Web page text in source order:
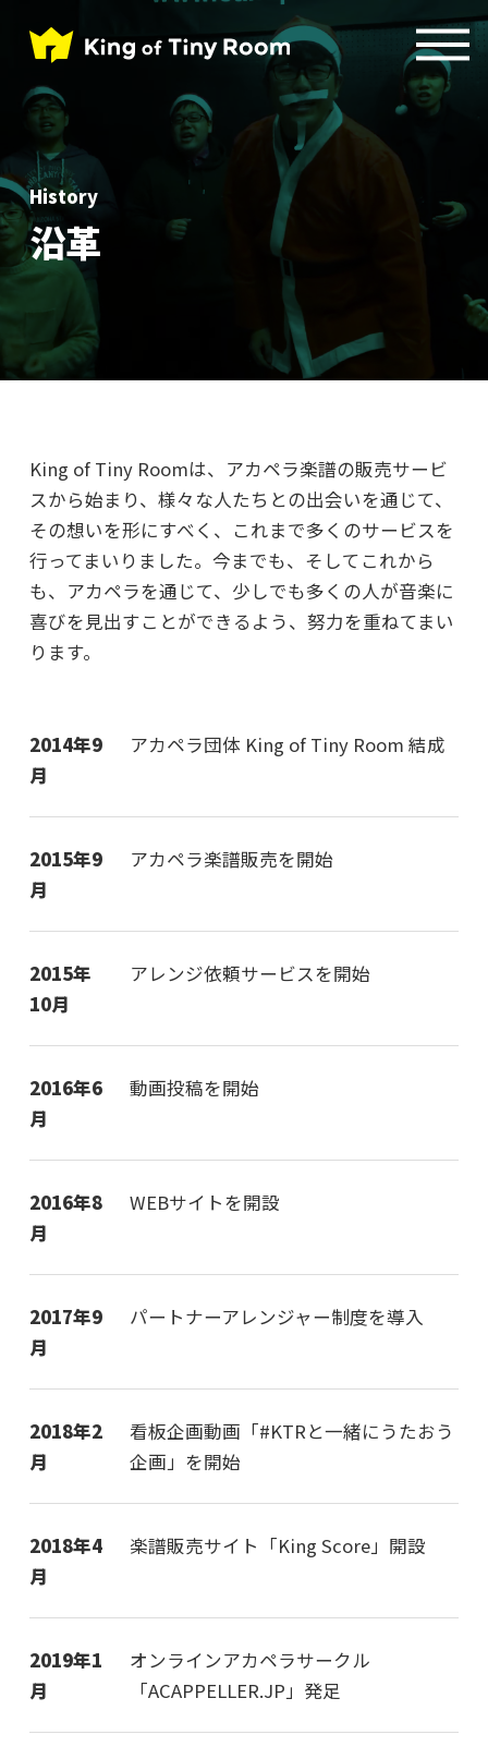
History
沿革
King of Tiny Roomは、アカペラ楽譜の販売サービ
スから始まり、様々な人たちとの出会いを通じて、
その想いを形にすべく、これまで多くのサービスを
行ってまいりました。今までも、そしてこれから
も、アカペラを通じて、少しでも多くの人が音楽に
喜びを見出すことができるよう、努力を重ねてまい
ります。
2014年9
月
アカペラ団体 King of Tiny Room 結成
2015年9
月
アカペラ楽譜販売を開始
2015年
10月
アレンジ依頼サービスを開始
2016年6
月
動画投稿を開始
2016年8
月
WEBサイトを開設
2017年9
月
パートナーアレンジャー制度を導入
2018年2
月
看板企画動画「#KTRと一緒にうたおう
企画」を開始
2018年4
月
楽譜販売サイト「King Score」開設
2019年1
月
オンラインアカペラサークル
「ACAPPELLER.JP」発足